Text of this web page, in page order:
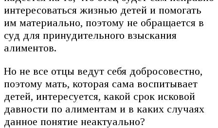
интересоваться жизнью детей и помогать
им материально, поэтому не обращается в
суд для принудительного взыскания
алиментов.
Но не все отцы ведут себя добросовестно,
поэтому мать, которая сама воспитывает
детей, интересуется, какой срок исковой
давности по алиментам и в каких случаях
данное понятие неактуально?